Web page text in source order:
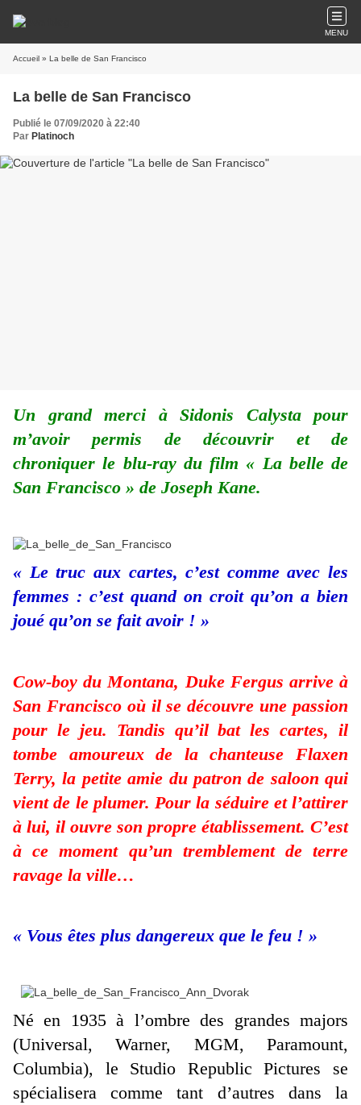
MENU
Accueil » La belle de San Francisco
La belle de San Francisco
Publié le 07/09/2020 à 22:40
Par Platinoch
Un grand merci à Sidonis Calysta pour
m’avoir permis de découvrir et de
chroniquer le blu-ray du film « La belle de
San Francisco » de Joseph Kane.
« Le truc aux cartes, c’est comme avec les
femmes : c’est quand on croit qu’on a bien
joué qu’on se fait avoir ! »
Cow-boy du Montana, Duke Fergus arrive à
San Francisco où il se découvre une passion
pour le jeu. Tandis qu’il bat les cartes, il
tombe amoureux de la chanteuse Flaxen
Terry, la petite amie du patron de saloon qui
vient de le plumer. Pour la séduire et l’attirer
à lui, il ouvre son propre établissement. C’est
à ce moment qu’un tremblement de terre
ravage la ville…
« Vous êtes plus dangereux que le feu ! »
Né en 1935 à l’ombre des grandes majors
(Universal, Warner, MGM, Paramount,
Columbia), le Studio Republic Pictures se
spécialisera comme tant d’autres dans la